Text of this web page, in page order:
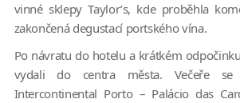
vinné sklepy Taylor’s, kde proběhla
zakončená degustací portského vína.
Po návratu do hotelu a krátkém
vydali do centra města. Večeře
Intercontinental Porto – Palácio das